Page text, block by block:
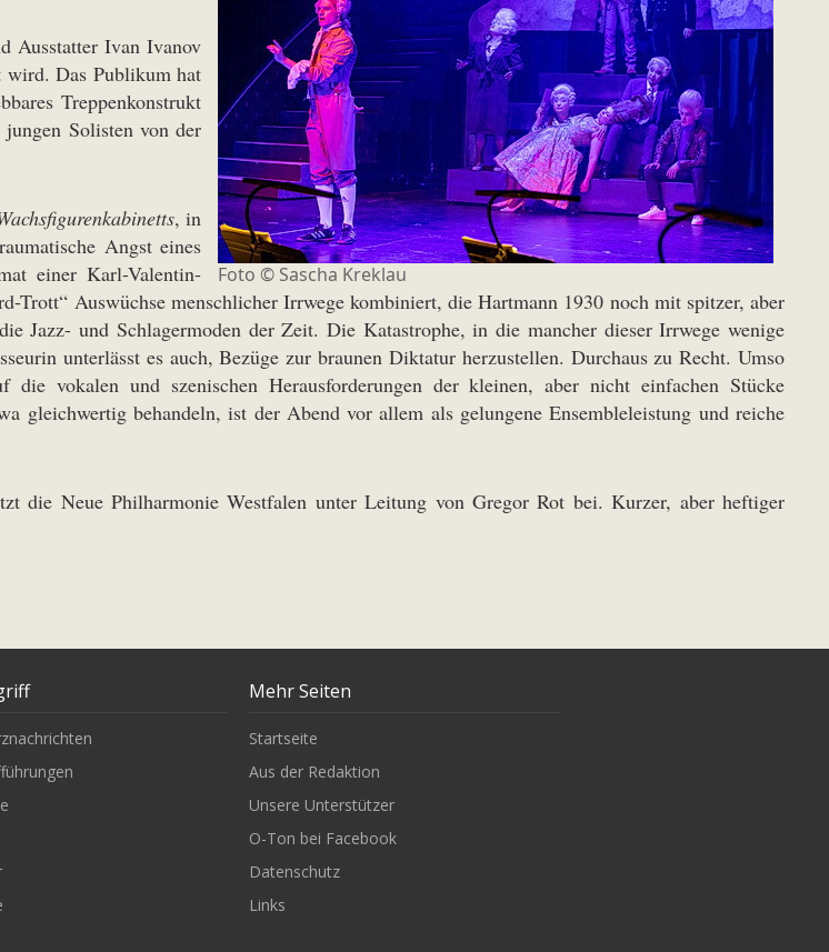
Foto © Sascha Kreklau
Ausstatter Ivan Ivanov
wird. Das Publikum hat
Treppenkonstrukt
Solisten von der
, in
Angst eines
einer Karl-Valentin-
Trott“ Auswüchse menschlicher Irrwege kombiniert, die Hartmann 1930 noch mit spitzer, aber
Jazz- und Schlagermoden der Zeit. Die Katastrophe, in die mancher dieser Irrwege wenige
unterlässt es auch, Bezüge zur braunen Diktatur herzustellen. Durchaus zu Recht. Umso
vokalen und szenischen Herausforderungen der kleinen, aber nicht einfachen Stücke
gleichwertig behandeln, ist der Abend vor allem als gelungene Ensembleleistung und reiche
die Neue Philharmonie Westfalen unter Leitung von Gregor Rot bei. Kurzer, aber heftiger
Mehr Seiten
Startseite
Aus der Redaktion
Unsere Unterstützer
O-Ton bei Facebook
Datenschutz
Links